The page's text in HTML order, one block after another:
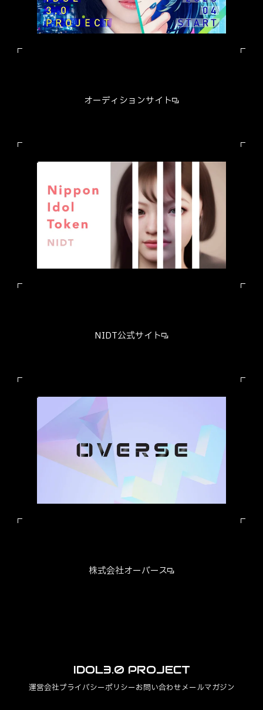
オーディションサイト
NIDT公式サイト
株式会社オーバース
IDOL3.0 PROJECT
運営会社プライバシーポリシーお問い合わせメールマガジン